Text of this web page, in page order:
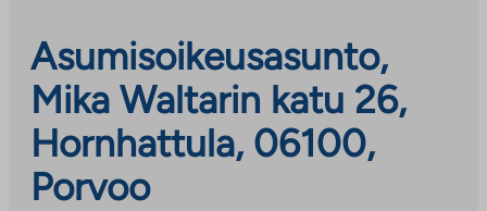
Asumisoikeusasunto,
Mika Waltarin katu 26,
Hornhattula, 06100,
Porvoo